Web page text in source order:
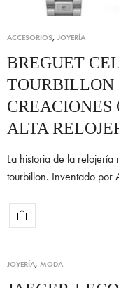
ACCESORIOS, JOYERÍA
BREGUET
TOURBILLON
CREACIONES
ALTA
La historia de la
tourbillon. Inventado por
JOYERÍA, MODA